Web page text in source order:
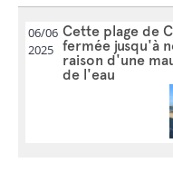
06/06
2025
Cette plage de
fermée jusqu'à
raison d'une
de l'eau